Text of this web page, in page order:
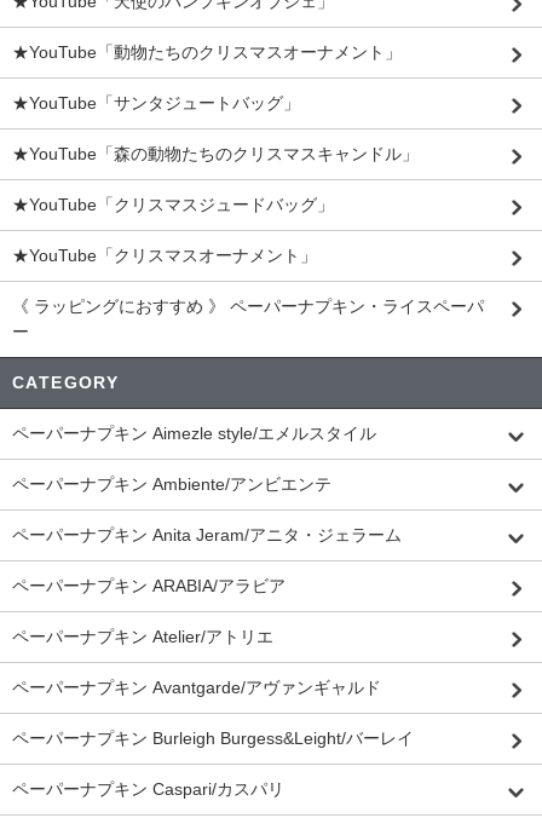
★YouTube「動物たちのクリスマスオーナメント」
★YouTube「サンタジュートバッグ」
★YouTube「森の動物たちのクリスマスキャンドル」
★YouTube「クリスマスジュードバッグ」
★YouTube「クリスマスオーナメント」
《 ラッピングにおすすめ 》 ペーパーナプキン・ライスペーパ
ー
CATEGORY
ペーパーナプキン Aimezle style/エメルスタイル
ペーパーナプキン Ambiente/アンビエンテ
ペーパーナプキン Anita Jeram/アニタ・ジェラーム
ペーパーナプキン ARABIA/アラビア
ペーパーナプキン Atelier/アトリエ
ペーパーナプキン Avantgarde/アヴァンギャルド
ペーパーナプキン Burleigh Burgess&Leight/バーレイ
ペーパーナプキン Caspari/カスパリ